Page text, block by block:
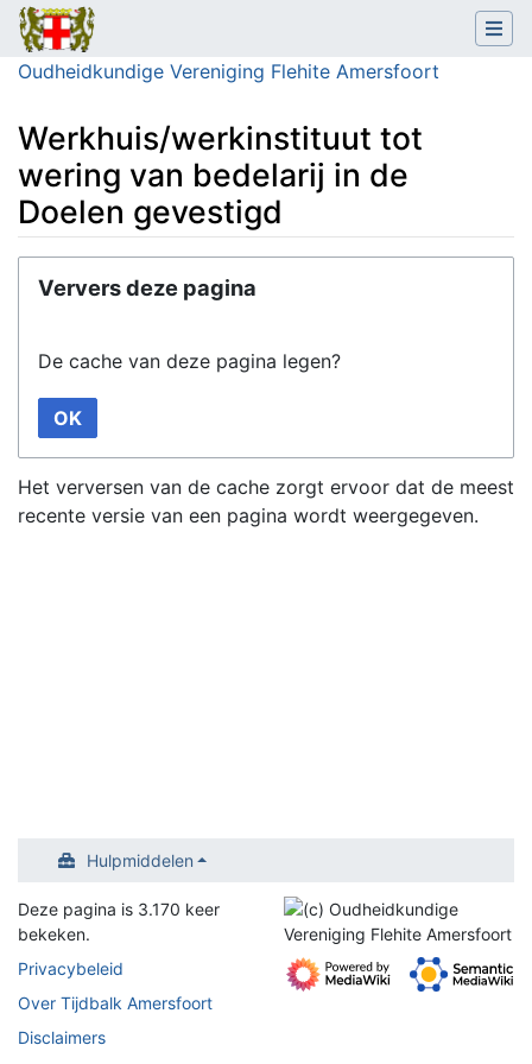
Oudheidkundige Vereniging Flehite Amersfoort
Werkhuis/werkinstituut tot
wering van bedelarij in de
Doelen gevestigd
Ververs deze pagina
De cache van deze pagina legen?
OK
Het verversen van de cache zorgt ervoor dat de meest
recente versie van een pagina wordt weergegeven.
Hulpmiddelen
Deze pagina is 3.170 keer
bekeken.
Privacybeleid
Over Tijdbalk Amersfoort
Disclaimers